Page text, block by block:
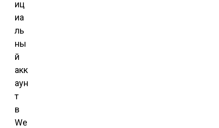
иц
иа
ль
ны
й
акк
аун
т
в
We